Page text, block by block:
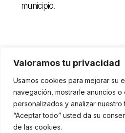
Valoramos tu privacidad
Usamos cookies para mejorar su
navegación, mostrarle anuncios o
personalizados y analizar nuestro
“Aceptar todo” usted da su
de las cookies.
municipio.
C. Avinyó 44, 2n | 08002
119 03 72|institut@idhc.org
© Institut de Drets Humans